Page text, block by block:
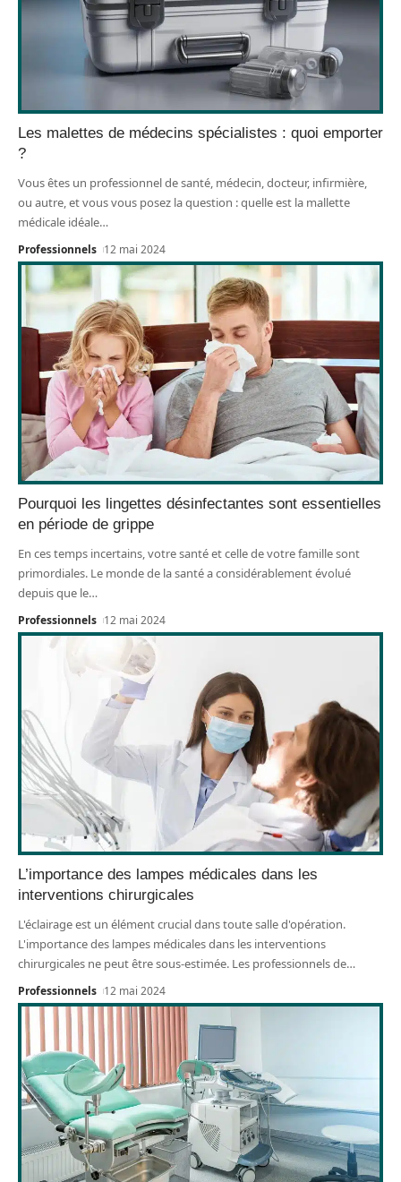
Les malettes de médecins spécialistes : quoi emporter
?
Vous êtes un professionnel de santé, médecin, docteur, infirmière,
ou autre, et vous vous posez la question : quelle est la mallette
médicale idéale…
Professionnels 12 mai 2024
Pourquoi les lingettes désinfectantes sont essentielles
en période de grippe
En ces temps incertains, votre santé et celle de votre famille sont
primordiales. Le monde de la santé a considérablement évolué
depuis que le…
Professionnels 12 mai 2024
L’importance des lampes médicales dans les
interventions chirurgicales
L'éclairage est un élément crucial dans toute salle d'opération.
L'importance des lampes médicales dans les interventions
chirurgicales ne peut être sous-estimée. Les professionnels de…
Professionnels 12 mai 2024